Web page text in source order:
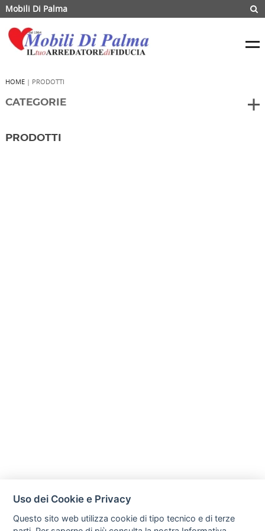
Mobili Di Palma
HOME| PRODOTTI
CATEGORIE
PRODOTTI
Uso dei Cookie e Privacy
Questo sito web utilizza cookie di tipo tecnico e di terze